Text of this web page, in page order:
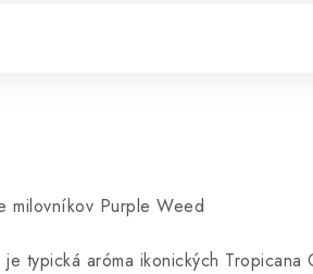
milovníkov Purple Weed
typická aróma ikonických Tropicana